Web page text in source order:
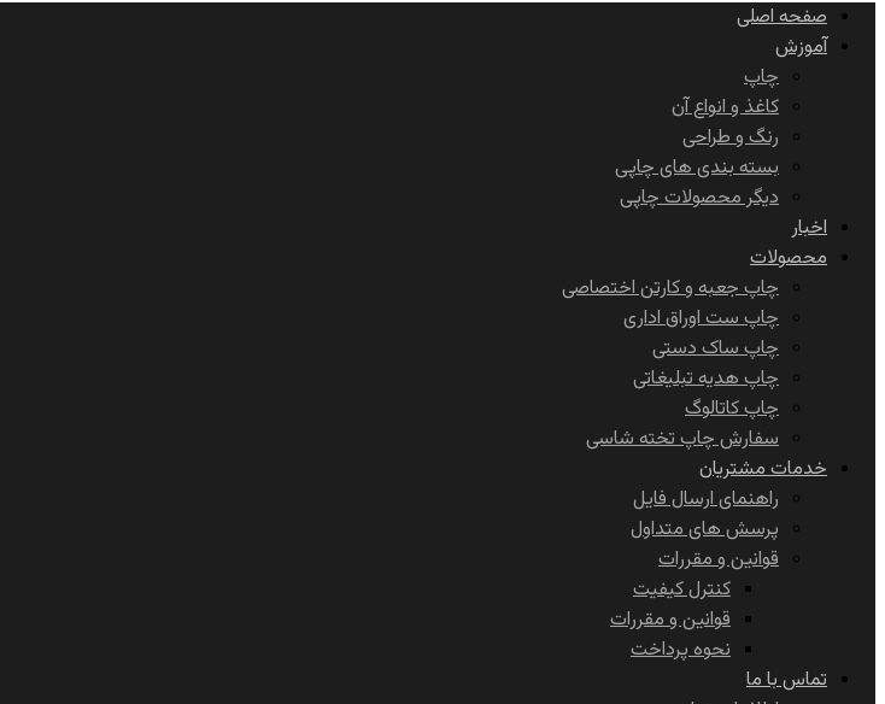
صفحه اصلی
آموزش
چاپ
کاغذ و انواع آن
رنگ و طراحی
بسته بندی های چاپی
دیگر محصولات چاپی
اخبار
محصولات
چاپ جعبه و کارتن اختصاصی
چاپ ست اوراق اداری
چاپ ساک دستی
چاپ هدیه تبلیغاتی
چاپ کاتالوگ
سفارش چاپ تخته شاسی
خدمات مشتریان
راهنمای ارسال فایل
پرسش های متداول
قوانین و مقررات
کنترل کیفیت
قوانین و مقررات
نحوه پرداخت
تماس با ما